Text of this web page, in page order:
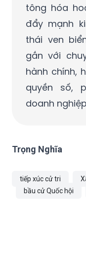
tông hóa
đẩy mạnh
thái ven
gắn với
hành chính,
quyền số,
doanh
Trọng Nghĩa
tiếp xúc cử tri
bầu cử Quốc hội